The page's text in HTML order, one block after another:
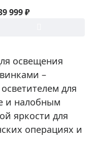
999 ₽
освещения
–
для
и налобным
яркости для
операциях и